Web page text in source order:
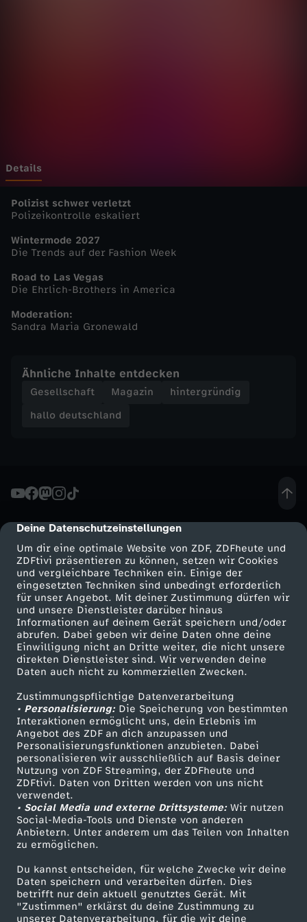
cmp-dialog-description
Deine Datenschutzeinstellungen
Um dir eine optimale Website von ZDF, ZDFheute und
ZDFtivi präsentieren zu können, setzen wir Cookies
und vergleichbare Techniken ein. Einige der
eingesetzten Techniken sind unbedingt erforderlich
für unser Angebot. Mit deiner Zustimmung dürfen wir
und unsere Dienstleister darüber hinaus
Informationen auf deinem Gerät speichern und/oder
abrufen. Dabei geben wir deine Daten ohne deine
Einwilligung nicht an Dritte weiter, die nicht unsere
direkten Dienstleister sind. Wir verwenden deine
Daten auch nicht zu kommerziellen Zwecken.
Zustimmungspflichtige Datenverarbeitung
• Personalisierung:Die Speicherung von bestimmten
Interaktionen ermöglicht uns, dein Erlebnis im
Angebot des ZDF an dich anzupassen und
Personalisierungsfunktionen anzubieten. Dabei
personalisieren wir ausschließlich auf Basis deiner
Nutzung von ZDF Streaming, der ZDFheute und
ZDFtivi. Daten von Dritten werden von uns nicht
verwendet.
• Social Media und externe Drittsysteme:Wir nutzen
Social-Media-Tools und Dienste von anderen
Anbietern. Unter anderem um das Teilen von Inhalten
zu ermöglichen.
Du kannst entscheiden, für welche Zwecke wir deine
Daten speichern und verarbeiten dürfen. Dies
betrifft nur dein aktuell genutztes Gerät. Mit
"Zustimmen" erklärst du deine Zustimmung zu
unserer Datenverarbeitung, für die wir deine
l
a
n
d
h
a
l
d
e
u
t
s
c
h
l
a
n
d
v
o
Details
Polizist schwer verletzt
Polizeikontrolle eskaliert
Wintermode 2027
Die Trends auf der Fashion Week
Road to Las Vegas
Die Ehrlich-Brothers in America
Moderation:
Sandra Maria Gronewald
Ähnliche Inhalte entdecken
Gesellschaft Magazin
hintergründig
hallo deutschland
Mehr ZDF
ZDF-Apps
Smart TV
ZDFtext
Livestreams
Sendungen A-Z
TV-Programm
Service
ZDFmitreden
Kontakt zum ZDF
Tickets
Zuschauerservice
Hilfe
ZDF Unternehmen
Karriere
ZDF goes Schule
Werbefernsehen